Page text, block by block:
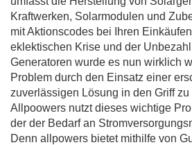
Kraftwerken, Solarmodulen und
mit Aktionscodes bei Ihren
eklektischen Krise und der
Generatoren wurde es nun wirklich
Problem durch den Einsatz einer
zuverlässigen Lösung in den Griff zu
Allpoowers nutzt dieses wichtige
der der Bedarf an
Denn allpowers bietet mithilfe von